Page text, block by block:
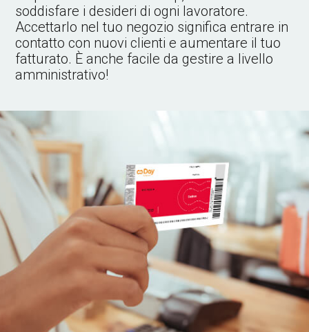
soddisfare i desideri di ogni lavoratore.
Accettarlo nel tuo negozio significa entrare in
contatto con nuovi clienti e aumentare il tuo
fatturato. È anche facile da gestire a livello
amministrativo!